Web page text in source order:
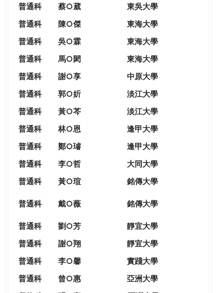
普通科
蔡○葳
東吳大學
普通科
陳○傑
東海大學
普通科
吳○霖
東海大學
普通科
馬○閎
東海大學
普通科
謝○享
中原大學
普通科
郭○妡
淡江大學
普通科
黃○芩
淡江大學
普通科
林○恩
逢甲大學
普通科
鄭○璿
逢甲大學
普通科
李○哲
大同大學
普通科
黃○瑄 銘傳大學
普通科 戴○薇 銘傳大學
普通科 劉○芳
靜宜大學
普通科
謝○翔
靜宜大學
普通科
李○馨
實踐大學
普通科
曾○惠
亞洲大學